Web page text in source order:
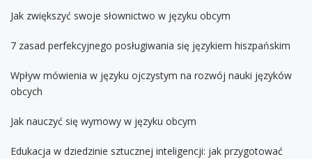
Jak zwiększyć swoje słownictwo w języku obcym
7 zasad perfekcyjnego posługiwania się językiem hiszpańskim
Wpływ mówienia w języku ojczystym na rozwój nauki języków
obcych
Jak nauczyć się wymowy w języku obcym
Edukacja w dziedzinie sztucznej inteligencji: jak przygotować